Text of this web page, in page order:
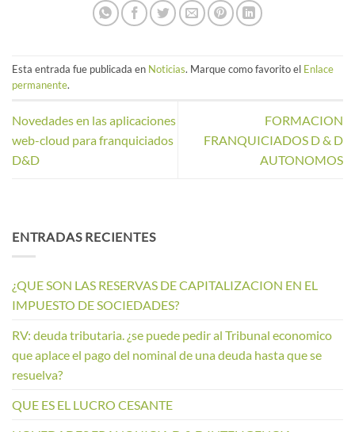
Esta entrada fue publicada en Noticias. Marque como favorito el Enlace
permanente.
Novedades en las aplicaciones
web-cloud para franquiciados
D&D
FORMACION
FRANQUICIADOS D & D
AUTONOMOS
ENTRADAS RECIENTES
¿QUE SON LAS RESERVAS DE CAPITALIZACION EN EL
IMPUESTO DE SOCIEDADES?
RV: deuda tributaria. ¿se puede pedir al Tribunal economico
que aplace el pago del nominal de una deuda hasta que se
resuelva?
QUE ES EL LUCRO CESANTE